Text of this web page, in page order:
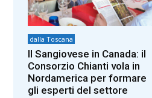
dalla Toscana
Il Sangiovese in Canada: il
Consorzio Chianti vola in
Nordamerica per formare
gli esperti del settore